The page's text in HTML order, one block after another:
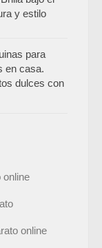
y estilo
para
en casa.
dulces con
online
online